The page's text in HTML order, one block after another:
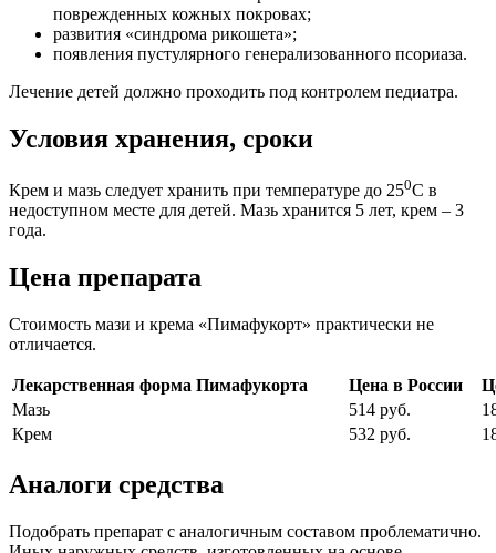
поврежденных кожных покровах;
развития «синдрома рикошета»;
появления пустулярного генерализованного псориаза.
Лечение детей должно проходить под контролем педиатра.
Условия хранения, сроки
Крем и мазь следует хранить при температуре до 250С в
недоступном месте для детей. Мазь хранится 5 лет, крем – 3
года.
Цена препарата
Стоимость мази и крема «Пимафукорт» практически не
отличается.
Лекарственная форма Пимафукорта Цена в России
Мазь
514 руб.
Крем
532 руб.
Аналоги средства
Подобрать препарат с аналогичным составом проблематично.